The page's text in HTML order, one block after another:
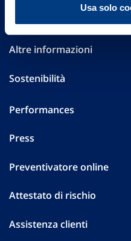
Usa solo
Investor Relations
Altre informazioni
Sostenibilità
Performances
Press
Preventivatore online
Attestato di rischio
Assistenza clienti